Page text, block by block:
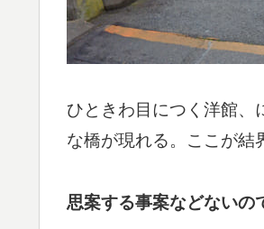
ひときわ目につく洋館、
な橋が現れる。ここが結
思案する事案などないの